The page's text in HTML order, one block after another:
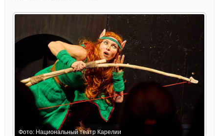
Фото: Национальный театр Карелии